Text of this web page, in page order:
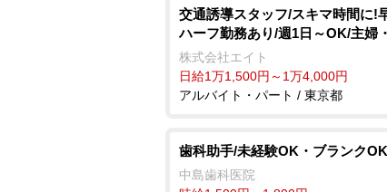
交通誘導スタッフ/スキマ時間に!
ハーフ勤務あり/週1日～OK/主婦
株式会社エイト
日給1万1,500円～1万4,000円
アルバイト・パート / 東京都
歯科助手/未経験OK・ブランクOK
中島歯科医院